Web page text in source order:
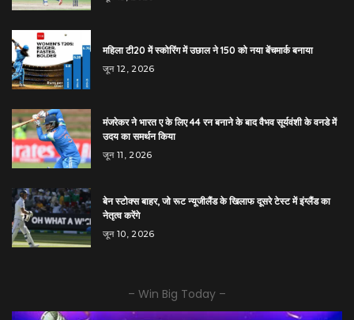
महिला टी20 में स्कोरिंग में उछाल ने 150 को नया बेंचमार्क बनाया
जून 12, 2026
मंजरेकर ने भारत ए के लिए 44 रन बनाने के बाद वैभव सूर्यवंशी के वनडे में
उदय का समर्थन किया
जून 11, 2026
बेन स्टोक्स बाहर, जो रूट न्यूजीलैंड के खिलाफ दूसरे टेस्ट में इंग्लैंड का
नेतृत्व करेंगे
जून 10, 2026
– Win Big Today –